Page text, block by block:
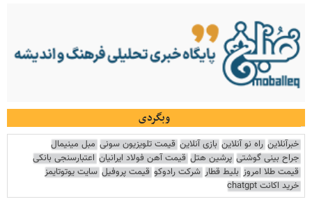
وبگردی
خبرآنلاین راه نو آنلاین بازی آنلاین قیمت تلویزیون سونی مبل مینیمال
جراح بینی گوشتی پرشین هتل قیمت آهن فولاد ایرانیان اعتبارسنجی بانکی
قیمت طلا امروز بلیط قطار شرکت رادوکو قیمت پروفیل سایت یوتوتایمز
خرید اکانت chatgpt